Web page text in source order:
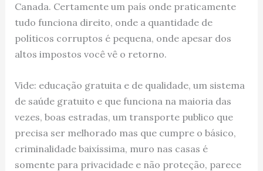
Canada. Certamente um país onde praticamente
tudo funciona direito, onde a quantidade de
políticos corruptos é pequena, onde apesar dos
altos impostos você vê o retorno.
Vide: educação gratuita e de qualidade, um sistema
de saúde gratuito e que funciona na maioria das
vezes, boas estradas, um transporte publico que
precisa ser melhorado mas que cumpre o básico,
criminalidade baixíssima, muro nas casas é
somente para privacidade e não proteção, parece